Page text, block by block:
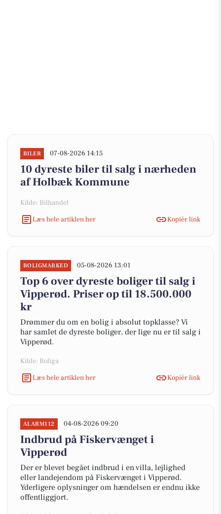
BILER 07-08-2026 14:15
10 dyreste biler til salg i nærheden
af Holbæk Kommune
Kilde: Bilhandel
Læs hele artiklen her
Kopiér link
BOLIGMARKED 05-08-2026 13:01
Top 6 over dyreste boliger til salg i
Vipperød. Priser op til 18.500.000
kr
Drømmer du om en bolig i absolut topklasse? Vi
har samlet de dyreste boliger, der lige nu er til salg i
Vipperød.
Kilde: Boliga
Læs hele artiklen her
Kopiér link
ALARM112 04-08-2026 09:20
Indbrud på Fiskervænget i
Vipperød
Der er blevet begået indbrud i en villa, lejlighed
eller landejendom på Fiskervænget i Vipperød.
Yderligere oplysninger om hændelsen er endnu ikke
offentliggjort.